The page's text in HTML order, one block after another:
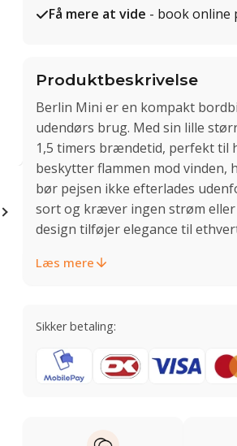
Få mere at vide - book
Produktbeskrivelse
Berlin Mini er en kompakt
udendørs brug. Med sin lille
1,5 timers brændetid, perfekt til
beskytter flammen mod vinden,
bør pejsen ikke efterlades
sort og kræver ingen strøm
design tilføjer elegance til
Læs mere
Sikker betaling: